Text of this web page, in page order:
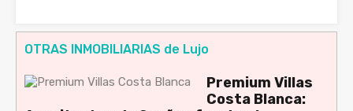
OTRAS INMOBILIARIAS de Lujo
Premium Villas
Costa Blanca: